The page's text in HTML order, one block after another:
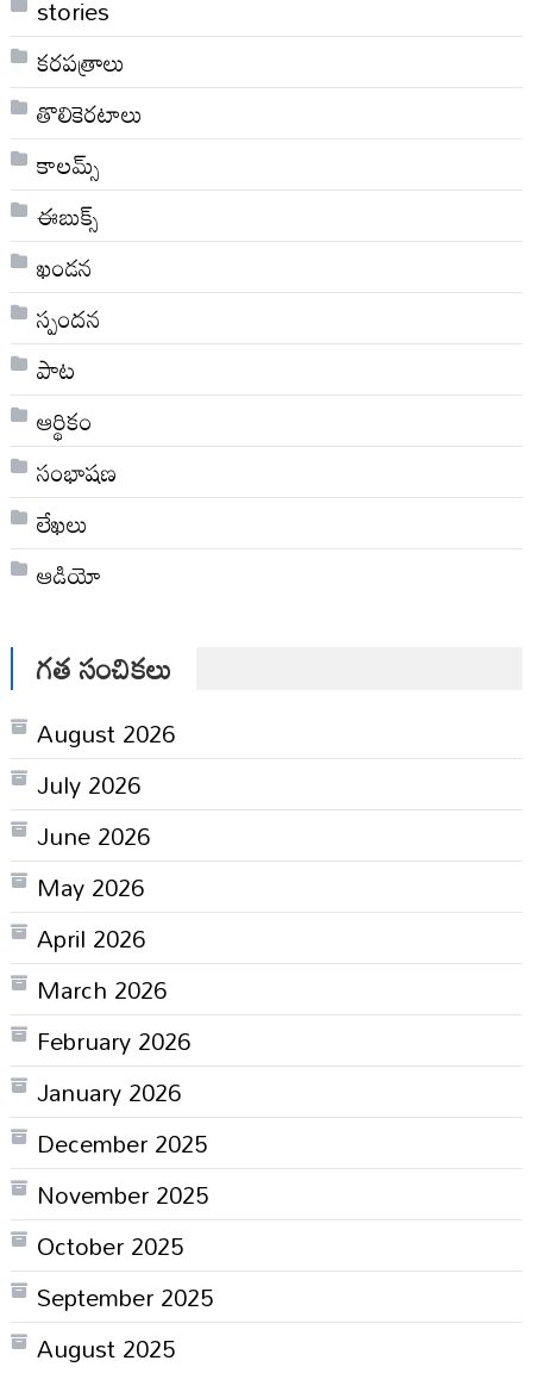
stories
కరపత్రాలు
తొలికెరటాలు
కాలమ్స్
ఈబుక్స్
ఖండన
స్పందన
పాట
ఆర్థికం
సంభాషణ
లేఖలు
ఆడియో
గత సంచికలు
August 2026
July 2026
June 2026
May 2026
April 2026
March 2026
February 2026
January 2026
December 2025
November 2025
October 2025
September 2025
August 2025